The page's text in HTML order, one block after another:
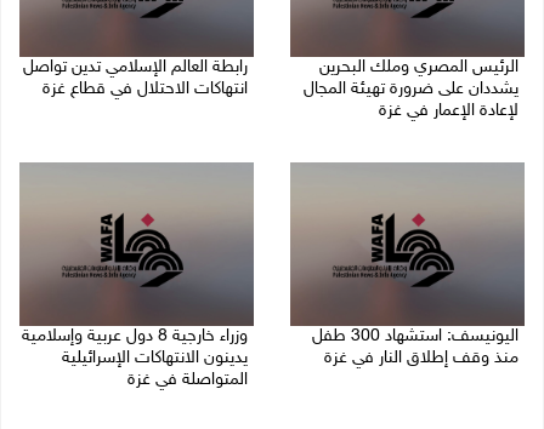
الرئيس المصري وملك البحرين
يشددان على ضرورة تهيئة المجال
لإعادة الإعمار في غزة
رابطة العالم الإسلامي تدين تواصل
انتهاكات الاحتلال في قطاع غزة
اليونيسف: استشهاد 300 طفل
منذ وقف إطلاق النار في غزة
وزراء خارجية 8 دول عربية وإسلامية
يدينون الانتهاكات الإسرائيلية
المتواصلة في غزة